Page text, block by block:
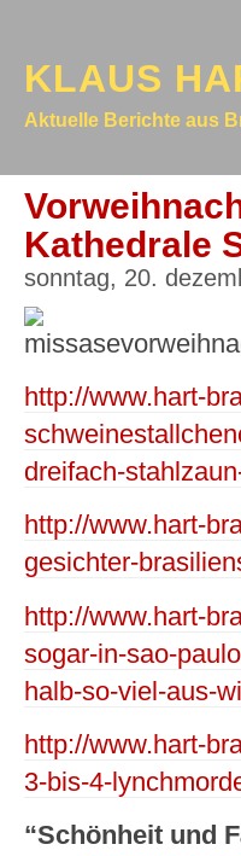
KLAUS
Aktuelle Berichte aus
Kathedrale
sonntag, 20.
http://www.hart-
dreifach-
http://www.hart-
gesichter-
http://www.hart-
sogar-in-sao-
halb-so-viel-aus-
http://www.hart-
3-bis-4-
“Schönheit und